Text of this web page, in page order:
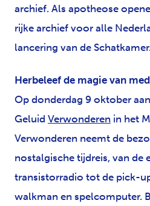
archief. Als apotheose
rijke archief voor alle
lancering van de Schatkamer.
Herbeleef de magie van
Op donderdag 9 oktober
Geluid Verwonderen in het
Verwonderen neemt de
nostalgische tijdreis, van de
transistorradio tot de pick-
walkman en spelcomputer.